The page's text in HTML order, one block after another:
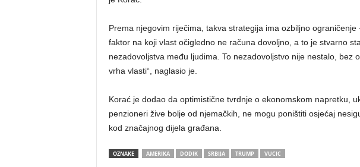
Prema njegovim riječima, takva strategija ima ozbiljno
faktor na koji vlast očigledno ne računa dovoljno, a to je stvarno
nezadovoljstva među ljudima. To nezadovoljstvo nije nestalo, bez
vrha vlasti“, naglasio je.
Korać je dodao da optimistične tvrdnje o ekonomskom napretku,
penzioneri žive bolje od njemačkih, ne mogu poništiti osjećaj
kod značajnog dijela građana.
OZNAKE AMERIKA DODIK SRBIJA TRUMP VUCIC